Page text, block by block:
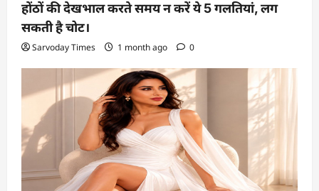
होंठों की देखभाल करते समय न करें ये 5 गलतियां, लग
सकती है चोट।
Sarvoday Times 1 month ago 0